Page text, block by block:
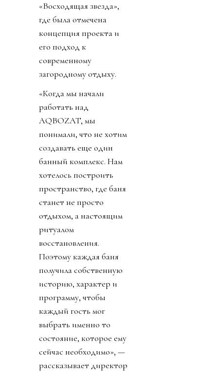
«Восходящая звезда»,
где была отмечена
концепция проекта и
его подход к
современному
загородному отдыху.
«Когда мы начали
работать над
AQBOZAT, мы
понимали, что не хотим
создавать еще один
банный комплекс. Нам
хотелось построить
пространство, где баня
станет не просто
отдыхом, а настоящим
ритуалом
восстановления.
Поэтому каждая баня
получила собственную
историю, характер и
программу, чтобы
каждый гость мог
выбрать именно то
состояние, которое ему
сейчас необходимо», —
рассказывает директор